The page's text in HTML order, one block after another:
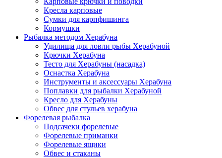
Кресла карповые
Сумки для карпфишинга
Кормушки
Рыбалка методом Херабуна
Удилища для ловли рыбы Херабуной
Крючки Херабуна
Тесто для Херабуны (насадка)
Оснастка Херабуна
Инструменты и аксессуары Херабуна
Поплавки для рыбалки Херабуной
Кресло для Херабуны
Обвес для стульев херабуна
Форелевая рыбалка
Подсачеки форелевые
Форелевые приманки
Форелевые ящики
Обвес и стаканы